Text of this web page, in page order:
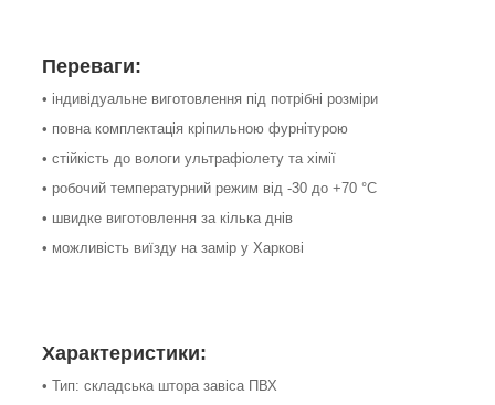
Переваги:
• індивідуальне виготовлення під потрібні розміри
• повна комплектація кріпильною фурнітурою
• стійкість до вологи ультрафіолету та хімії
• робочий температурний режим від -30 до +70 °С
• швидке виготовлення за кілька днів
• можливість виїзду на замір у Харкові
Характеристики:
• Тип: складська штора завіса ПВХ